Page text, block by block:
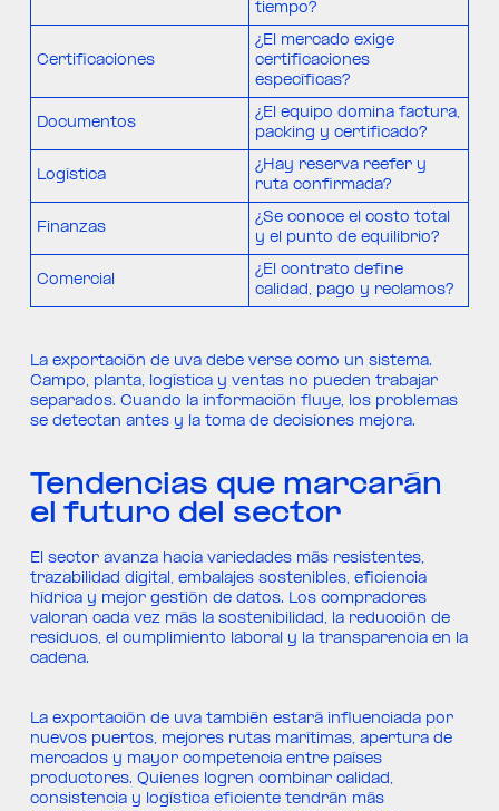
tiempo?
Certificaciones
¿El mercado exige
certificaciones
específicas?
Documentos
¿El equipo domina factura,
packing y certificado?
Logística
¿Hay reserva reefer y
ruta confirmada?
Finanzas
¿Se conoce el costo total
y el punto de equilibrio?
Comercial
¿El contrato define
calidad, pago y reclamos?
La exportación de uva debe verse como un sistema.
Campo, planta, logística y ventas no pueden trabajar
separados. Cuando la información fluye, los problemas
se detectan antes y la toma de decisiones mejora.
Tendencias que marcarán
el futuro del sector
El sector avanza hacia variedades más resistentes,
trazabilidad digital, embalajes sostenibles, eficiencia
hídrica y mejor gestión de datos. Los compradores
valoran cada vez más la sostenibilidad, la reducción de
residuos, el cumplimiento laboral y la transparencia en la
cadena.
La exportación de uva también estará influenciada por
nuevos puertos, mejores rutas marítimas, apertura de
mercados y mayor competencia entre países
productores. Quienes logren combinar calidad,
consistencia y logística eficiente tendrán más